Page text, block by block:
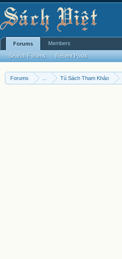
Forums Tủ Sách Tham Khảo
Forums
Search Forums Recent Posts
Members